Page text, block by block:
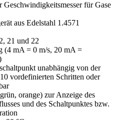
für Gase
aus Edelstahl 1.4571
21 und 22
(4 mA = 0 m/s, 20 mA =
unabhängig von der
vordefinierten Schritten oder
orange) zur Anzeige des
und des Schaltpunktes bzw.